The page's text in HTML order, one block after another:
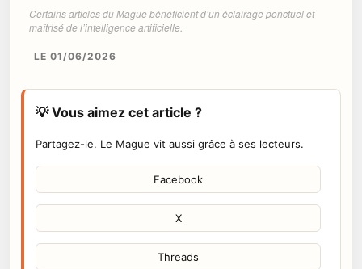
Certains articles du Mague bénéficient d’un éclairage ponctuel et
maîtrisé de l’intelligence artificielle.
LE 01/06/2026
💡 Vous aimez cet article ?
Partagez-le. Le Mague vit aussi grâce à ses lecteurs.
Facebook
X
Threads